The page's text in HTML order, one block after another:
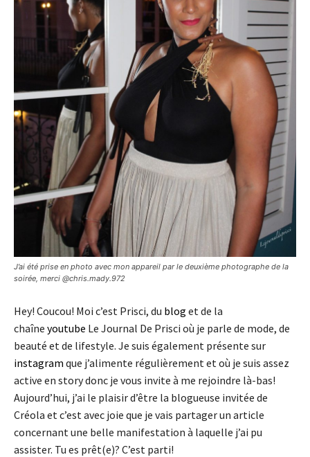
J’ai été prise en photo avec mon appareil par le deuxième photographe de la
soirée, merci @chris.mady.972
Hey! Coucou! Moi c’est Prisci, du blog et de la
chaîne youtube Le Journal De Prisci où je parle de mode, de
beauté et de lifestyle. Je suis également présente sur
instagram que j’alimente régulièrement et où je suis assez
active en story donc je vous invite à me rejoindre là-bas!
Aujourd’hui, j’ai le plaisir d’être la blogueuse invitée de
Créola et c’est avec joie que je vais partager un article
concernant une belle manifestation à laquelle j’ai pu
assister. Tu es prêt(e)? C’est parti!